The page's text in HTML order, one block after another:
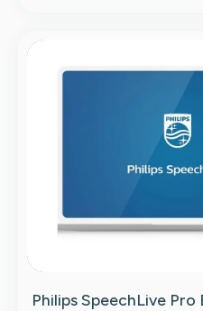
Philips SpeechLive Pro